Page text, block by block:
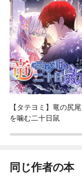
【タテヨミ】竜の尻尾
を噛む二十日鼠
同じ作者の本